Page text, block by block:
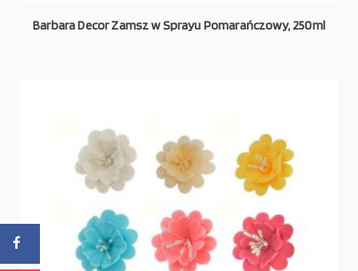
Barbara Decor Zamsz w Sprayu Pomarańczowy, 250ml